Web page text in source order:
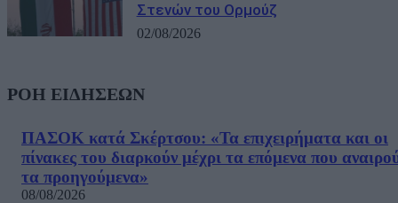
Στενών του Ορμούζ
02/08/2026
ΡΟΗ ΕΙΔΗΣΕΩΝ
ΠΑΣΟΚ κατά Σκέρτσου: «Τα επιχειρήματα και οι
πίνακες του διαρκούν μέχρι τα επόμενα που
τα προηγούμενα»
08/08/2026